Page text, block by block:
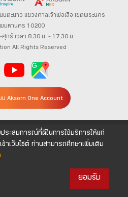
นตะนาว แขวงศาลเจ้าพ่อเสือ เขตพระนคร
พมหานคร 10200
ศุกร์ เวลา 8.30 น. – 17.30 น.
All Rights Reserved
บ Aksorn One Account
ระสบการณ์ที่ดีในการใช้บริการให้แก่
ข้าเว็บไซต์ ท่านสามารถศึกษาเพิ่มเติม
ยอมรับ